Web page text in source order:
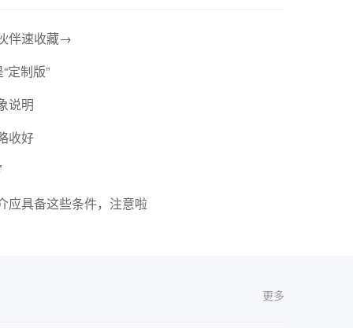
伴速收藏→
定制版”
说明
收好
应具备这些条件，注意啦
更多